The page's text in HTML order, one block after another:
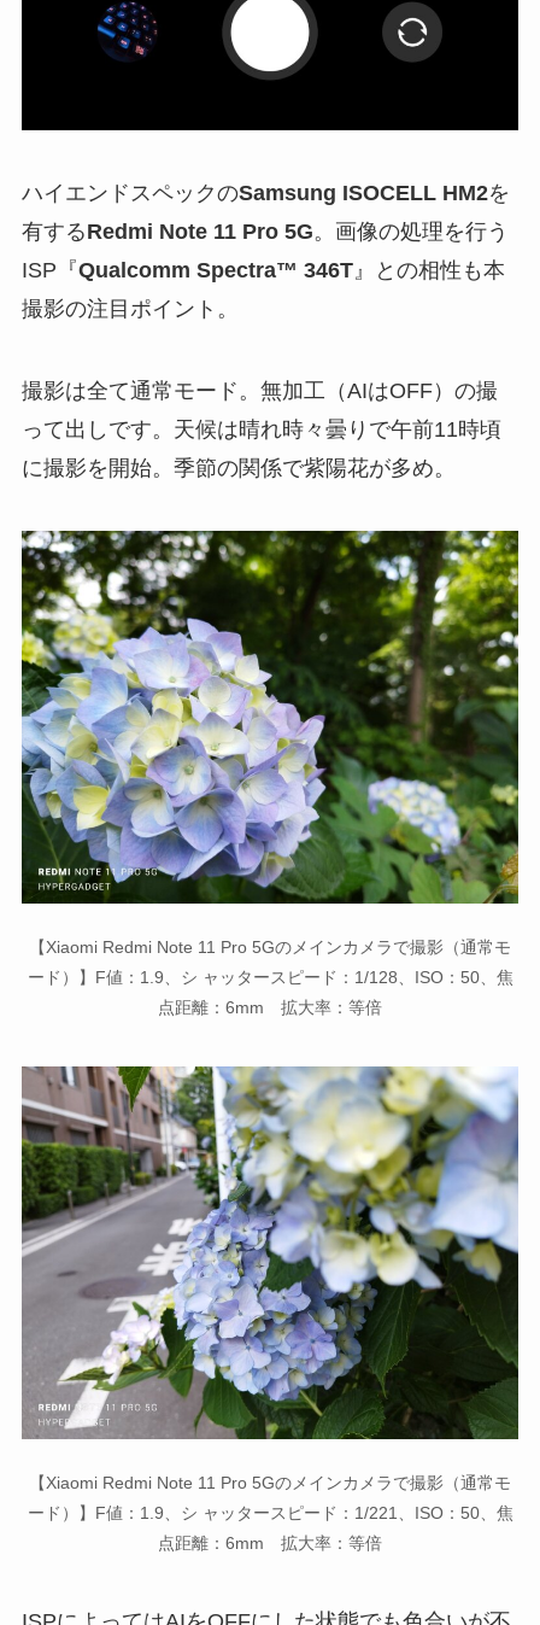
ハイエンドスペックのSamsung ISOCELL HM2を
有するRedmi Note 11 Pro 5G。画像の処理を行う
ISP『Qualcomm Spectra™ 346T』との相性も本
撮影の注目ポイント。
撮影は全て通常モード。無加工（AIはOFF）の撮
って出しです。天候は晴れ時々曇りで午前11時頃
に撮影を開始。季節の関係で紫陽花が多め。
【Xiaomi Redmi Note 11 Pro 5Gのメインカメラで撮影（通常モ
ード）】F値：1.9、シ ャッタースピード：1/128、ISO：50、焦
点距離：6mm 拡大率：等倍
【Xiaomi Redmi Note 11 Pro 5Gのメインカメラで撮影（通常モ
ード）】F値：1.9、シ ャッタースピード：1/221、ISO：50、焦
点距離：6mm 拡大率：等倍